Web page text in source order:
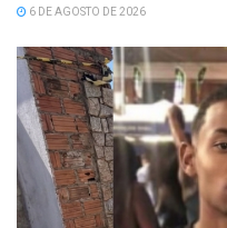
6 DE AGOSTO DE 2026